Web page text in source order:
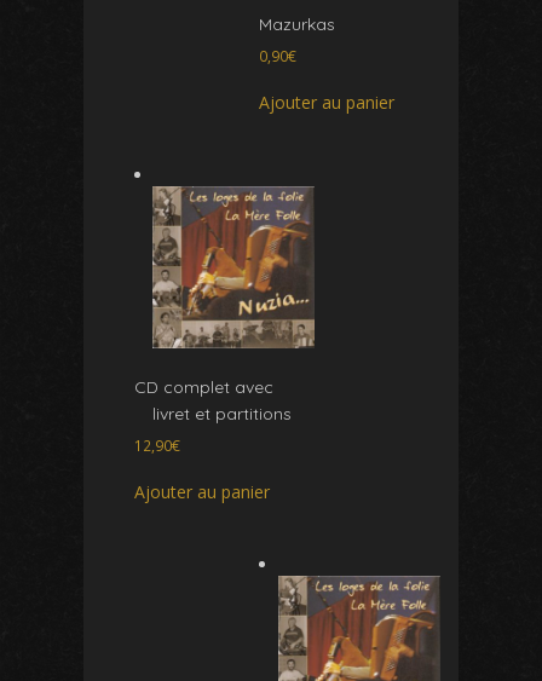
Mazurkas
0,90€
Ajouter au panier
CD complet avec
livret et partitions
12,90€
Ajouter au panier